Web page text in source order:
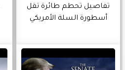
تفاصيل تحطم طائرة تقل
أسطورة السلة الأمريكي